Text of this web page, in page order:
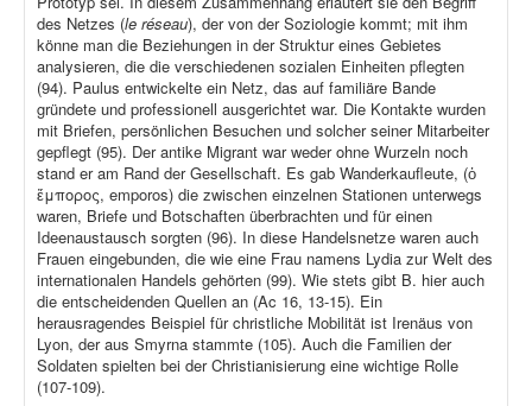
des Netzes (le réseau), der von der Soziologie kommt; mit ihm
könne man die Beziehungen in der Struktur eines Gebietes
analysieren, die die verschiedenen sozialen Einheiten pflegten
(94). Paulus entwickelte ein Netz, das auf familiäre Bande
gründete und professionell ausgerichtet war. Die Kontakte wurden
mit Briefen, persönlichen Besuchen und solcher seiner Mitarbeiter
gepflegt (95). Der antike Migrant war weder ohne Wurzeln noch
stand er am Rand der Gesellschaft. Es gab Wanderkaufleute, (ὁ
ἔμπορος, emporos) die zwischen einzelnen Stationen unterwegs
waren, Briefe und Botschaften überbrachten und für einen
Ideenaustausch sorgten (96). In diese Handelsnetze waren auch
Frauen eingebunden, die wie eine Frau namens Lydia zur Welt des
internationalen Handels gehörten (99). Wie stets gibt B. hier auch
die entscheidenden Quellen an (Ac 16, 13-15). Ein
herausragendes Beispiel für christliche Mobilität ist Irenäus von
Lyon, der aus Smyrna stammte (105). Auch die Familien der
Soldaten spielten bei der Christianisierung eine wichtige Rolle
(107-109).